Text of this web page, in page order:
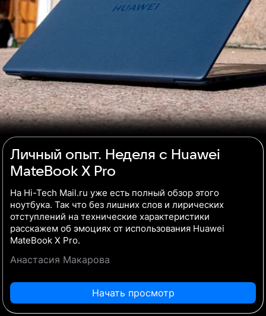
Личный опыт. Неделя с Huawei
MateBook X Pro
На Hi-Tech Mail.ru уже есть полный обзор этого
ноутбука. Так что без лишних слов и лирических
отступлений на технические характеристики
расскажем об эмоциях от использования Huawei
MateBook X Pro.
Анастасия Макарова
Начать просмотр